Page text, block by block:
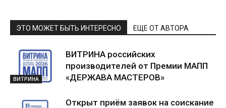
ЭТО МОЖЕТ БЫТЬ ИНТЕРЕСНО ЕЩЕ ОТ АВТОРА
ВИТРИНА
ВИТРИНА российских
производителей от Премии МАПП
«ДЕРЖАВА МАСТЕРОВ»
Открыт приём заявок на соискание